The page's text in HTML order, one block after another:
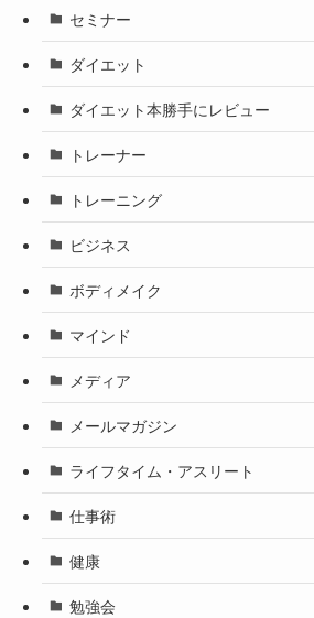
セミナー
ダイエット
ダイエット本勝手にレビュー
トレーナー
トレーニング
ビジネス
ボディメイク
マインド
メディア
メールマガジン
ライフタイム・アスリート
仕事術
健康
勉強会